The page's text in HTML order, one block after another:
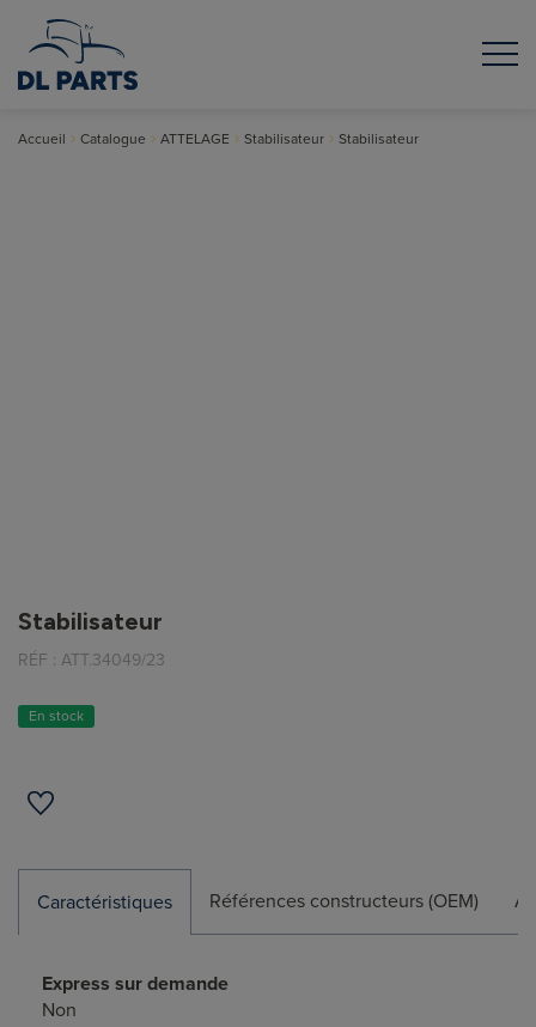
Accueil Catalogue ATTELAGE Stabilisateur Stabilisateur
Stabilisateur
RÉF : ATT.34049/23
En stock
Caractéristiques Références constructeurs (OEM)
Express sur demande
Non